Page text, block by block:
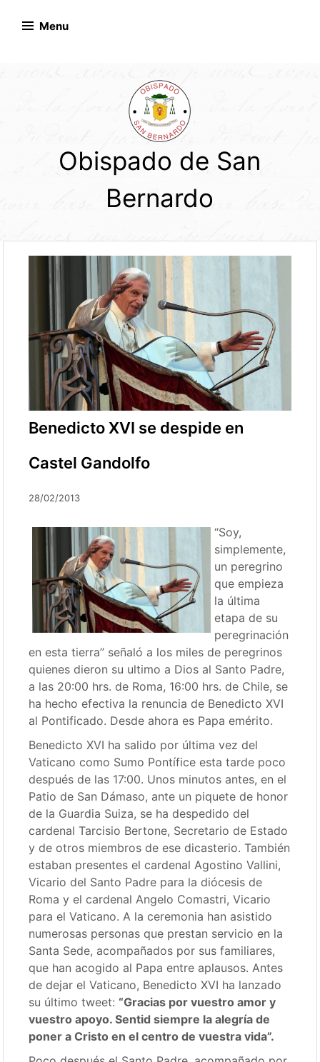
Menu
Obispado de San
Bernardo
Benedicto XVI se despide en
Castel Gandolfo
28/02/2013
“Soy,
simplemente,
un peregrino
que empieza
la última
etapa de su
peregrinación
en esta tierra” señaló a los miles de peregrinos
quienes dieron su ultimo a Dios al Santo Padre,
a las 20:00 hrs. de Roma, 16:00 hrs. de Chile, se
ha hecho efectiva la renuncia de Benedicto XVI
al Pontificado. Desde ahora es Papa emérito.
Benedicto XVI ha salido por última vez del
Vaticano como Sumo Pontífice esta tarde poco
después de las 17:00. Unos minutos antes, en el
Patio de San Dámaso, ante un piquete de honor
de la Guardia Suiza, se ha despedido del
cardenal Tarcisio Bertone, Secretario de Estado
y de otros miembros de ese dicasterio. También
estaban presentes el cardenal Agostino Vallini,
Vicario del Santo Padre para la diócesis de
Roma y el cardenal Angelo Comastri, Vicario
para el Vaticano. A la ceremonia han asistido
numerosas personas que prestan servicio en la
Santa Sede, acompañados por sus familiares,
que han acogido al Papa entre aplausos. Antes
de dejar el Vaticano, Benedicto XVI ha lanzado
su último tweet: “Gracias por vuestro amor y
vuestro apoyo. Sentid siempre la alegría de
poner a Cristo en el centro de vuestra vida”.